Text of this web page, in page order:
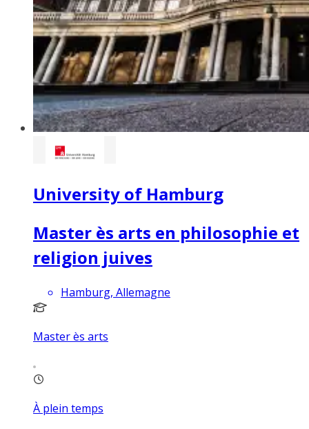
University of Hamburg
Master ès arts en philosophie et
religion juives
Hamburg, Allemagne
Master ès arts
À plein temps